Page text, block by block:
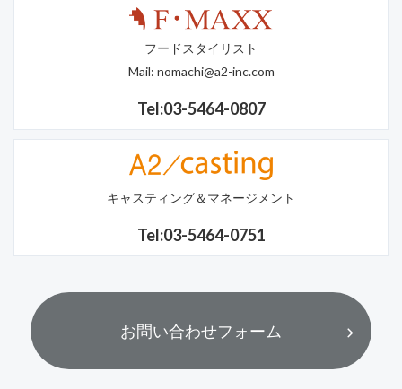
フードスタイリスト
Mail: nomachi@a2-inc.com
Tel:03-5464-0807
キャスティング＆マネージメント
Tel:03-5464-0751
お問い合わせフォーム